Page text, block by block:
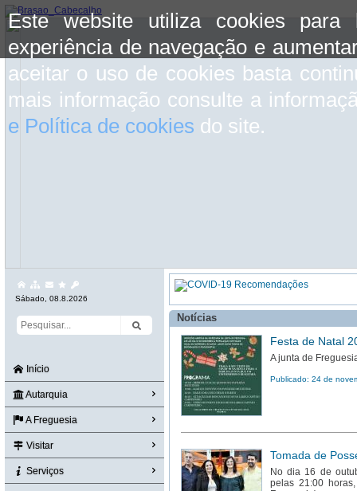
Este website utiliza cookies para
experiência de navegação e
aceitar o uso de cookies basta
mais informação consulte a
e Política de cookies do site.
Sábado, 08.8.2026
Início
Autarquia
A Freguesia
Visitar
Serviços
Notícias
Festa de Natal
A junta de
Publicado: 24 de
Tomada de
No dia 16 de
pelas 21:00